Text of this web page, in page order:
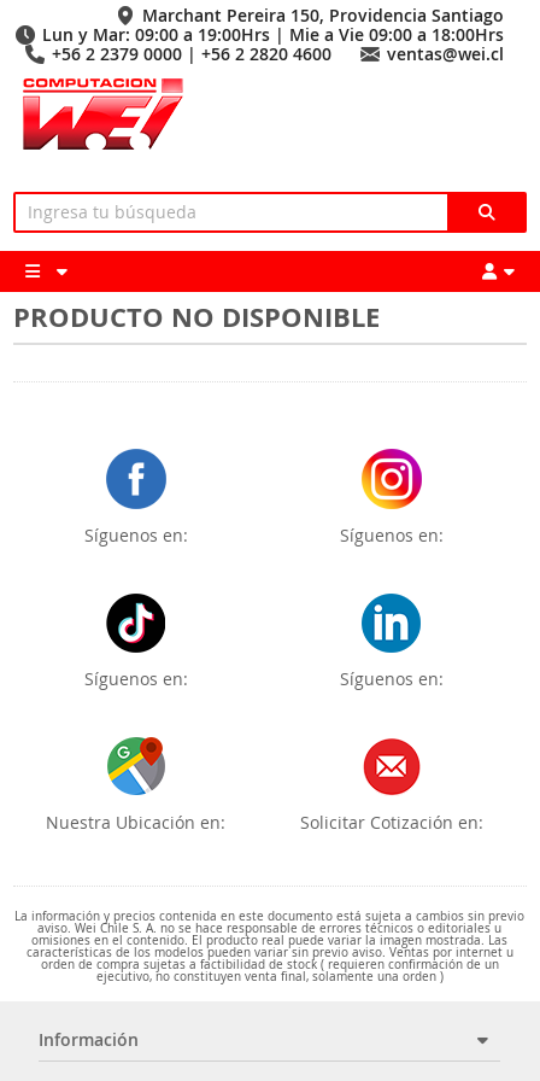
Marchant Pereira 150, Providencia Santiago
Lun y Mar: 09:00 a 19:00Hrs | Mie a Vie 09:00 a 18:00Hrs
+56 2 2379 0000 | +56 2 2820 4600
ventas@wei.cl
PRODUCTO NO DISPONIBLE
Síguenos en: Síguenos en:
Síguenos en: Síguenos en:
Nuestra Ubicación en: Solicitar Cotización en:
La información y precios contenida en este documento está sujeta a cambios sin previo
aviso. Wei Chile S. A. no se hace responsable de errores técnicos o editoriales u
omisiones en el contenido. El producto real puede variar la imagen mostrada. Las
características de los modelos pueden variar sin previo aviso. Ventas por internet u
orden de compra sujetas a factibilidad de stock ( requieren confirmación de un
ejecutivo, no constituyen venta final, solamente una orden )
Información